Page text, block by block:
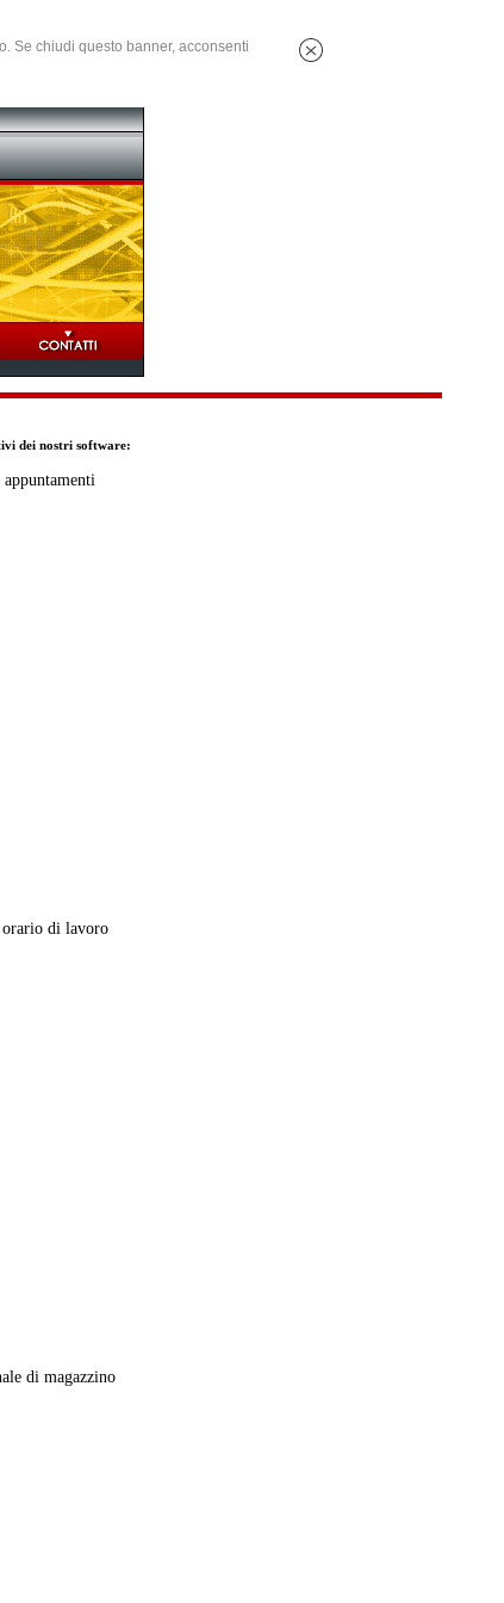
Se chiudi questo banner, acconsenti
dei nostri software:
di lavoro
di magazzino